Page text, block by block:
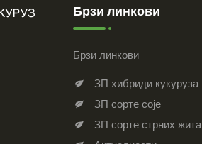
Брзи линкови
Брзи линкови
ЗП хибриди кукуруза
ЗП сорте соје
ЗП сорте стрних жита